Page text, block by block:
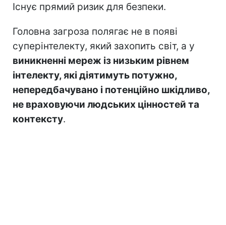
Існує прямий ризик для безпеки.
Головна загроза полягає не в появі
суперінтелекту, який захопить світ, а у
виникненні мереж із низьким рівнем
інтелекту, які діятимуть потужно,
непередбачувано і потенційно шкідливо,
не враховуючи людських цінностей та
контексту.